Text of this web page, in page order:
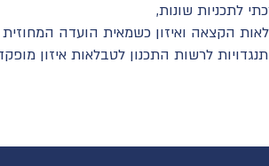
לתכניות שונות,
הקצאה ואיזון כשמאית הועדה המחוזית
לרשות התכנון לטבלאות איזון